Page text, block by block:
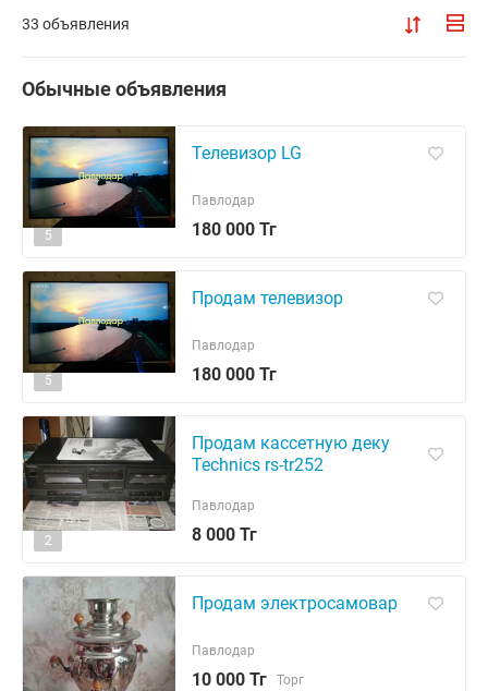
33 объявления
Обычные объявления
5
Телевизор LG
180 000 Тг
Павлодар
5
Продам телевизор
180 000 Тг
Павлодар
2
Продам кассетную деку
Technics rs-tr252
8 000 Тг
Павлодар
Продам электросамовар
10 000 Тг Торг
Павлодар